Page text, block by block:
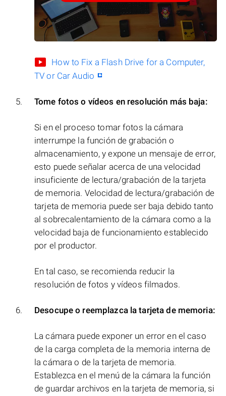
How to Fix a Flash Drive for a Computer,
TV or Car Audio
Tome fotos o vídeos en resolución más baja:
Si en el proceso tomar fotos la cámara
interrumpe la función de grabación o
almacenamiento, y expone un mensaje de error,
esto puede señalar acerca de una velocidad
insuficiente de lectura/grabación de la tarjeta
de memoria. Velocidad de lectura/grabación de
tarjeta de memoria puede ser baja debido tanto
al sobrecalentamiento de la cámara como a la
velocidad baja de funcionamiento establecido
por el productor.
En tal caso, se recomienda reducir la
resolución de fotos y vídeos filmados.
Desocupe o reemplazca la tarjeta de memoria:
La cámara puede exponer un error en el caso
de la carga completa de la memoria interna de
la cámara o de la tarjeta de memoria.
Establezca en el menú de la cámara la función
de guardar archivos en la tarjeta de memoria, si